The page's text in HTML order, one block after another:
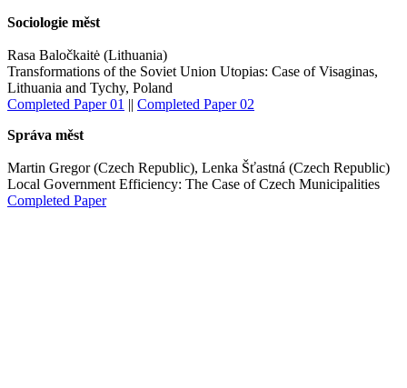
Sociologie měst
Rasa Baločkaitė (Lithuania)
Transformations of the Soviet Union Utopias: Case of Visaginas,
Lithuania and Tychy, Poland
Completed Paper 01 || Completed Paper 02
Správa měst
Martin Gregor (Czech Republic), Lenka Šťastná (Czech Republic)
Local Government Efficiency: The Case of Czech Municipalities
Completed Paper